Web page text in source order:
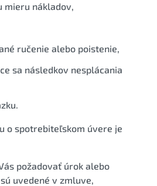
mieru nákladov,
ručenie alebo poistenie,
sa následkov nesplácania
o spotrebiteľskom úvere je
požadovať úrok alebo
uvedené v zmluve,